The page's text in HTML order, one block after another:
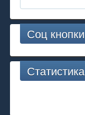
Соц кнопки
Статистика